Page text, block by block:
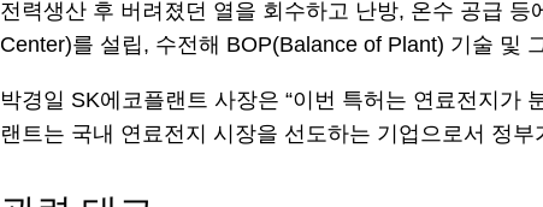
전력생산 후 버려졌던 열을 회수하고 난방, 온수 공급
Center)를 설립, 수전해 BOP(Balance of Plant) 기술 및
박경일 SK에코플랜트 사장은 “이번 특허는 연료전지가
랜트는 국내 연료전지 시장을 선도하는 기업으로서 정